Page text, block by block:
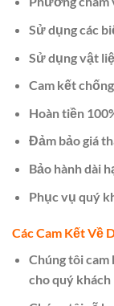
Sử dụng các
Sử dụng vật
Cam kết
Hoàn tiền
Đảm bảo giá
Bảo hành dài
Phục vụ quý
Các Cam Kết Về
Chúng tôi
cho quý khách